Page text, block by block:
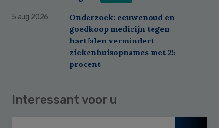
5 aug 2026
Onderzoek: eeuwenoud en
goedkoop medicijn tegen
hartfalen vermindert
ziekenhuisopnames met 25
procent
Interessant voor u